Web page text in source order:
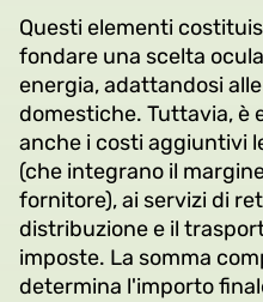
Questi elementi
fondare una scelta
energia, adattandosi
domestiche. Tuttavia, è
anche i costi aggiuntivi
(che integrano il
fornitore), ai servizi di
distribuzione e il
imposte. La somma
determina l'importo